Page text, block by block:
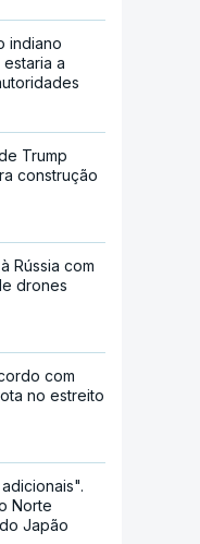
indiano
a
Trump
construção
Rússia com
drones
com
no estreito
Norte
Japão